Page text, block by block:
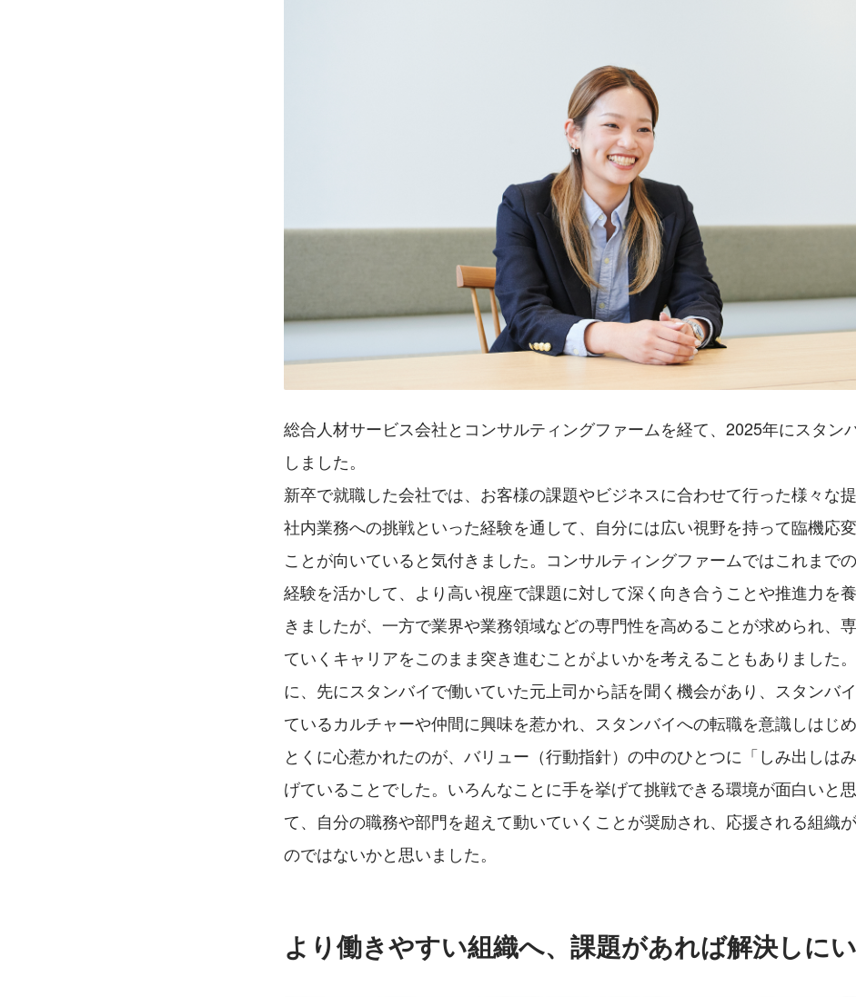
総合人材サービス会社とコンサルティングファームを経て、2025年にスタン
しました。
新卒で就職した会社では、お客様の課題やビジネスに合わせて行った様々な
社内業務への挑戦といった経験を通して、自分には広い視野を持って臨機応
ことが向いていると気付きました。コンサルティングファームではこれまで
経験を活かして、より高い視座で課題に対して深く向き合うことや推進力を
きましたが、一方で業界や業務領域などの専門性を高めることが求められ、
ていくキャリアをこのまま突き進むことがよいかを考えることもありました
に、先にスタンバイで働いていた元上司から話を聞く機会があり、スタンバ
ているカルチャーや仲間に興味を惹かれ、スタンバイへの転職を意識しはじめ
とくに心惹かれたのが、バリュー（行動指針）の中のひとつに「しみ出しは
げていることでした。いろんなことに手を挙げて挑戦できる環境が面白いと
て、自分の職務や部門を超えて動いていくことが奨励され、応援される組織
のではないかと思いました。
より働きやすい組織へ、課題があれば解決しに